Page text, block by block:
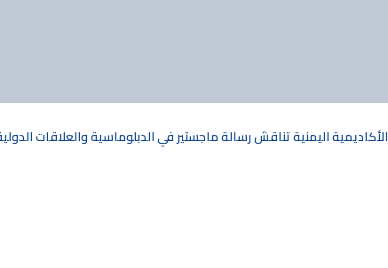
الأكاديمية اليمنية تناقش رسالة ماجستير في الدبلوماسية والعلاقات